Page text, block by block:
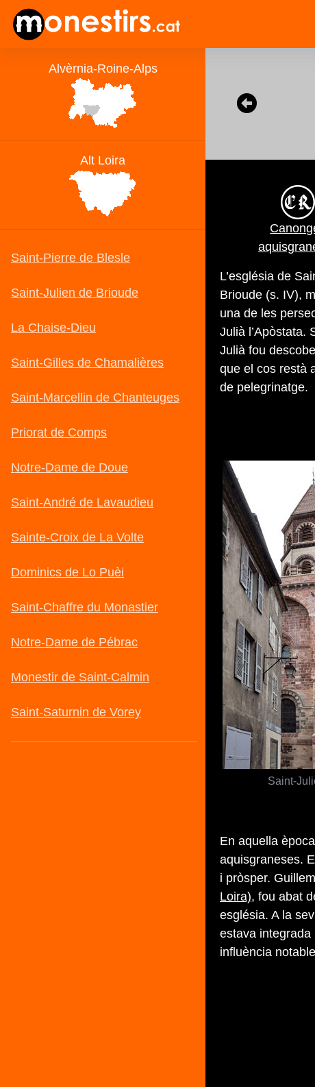
L’església de
Brioude (s. IV),
una de les
Julià l’Apòstata.
Julià fou
que el cos restà
de pelegrinatge.
Saint-
En aquella
aquisgraneses.
i pròsper.
Loira), fou abat
església. A la
estava
influència